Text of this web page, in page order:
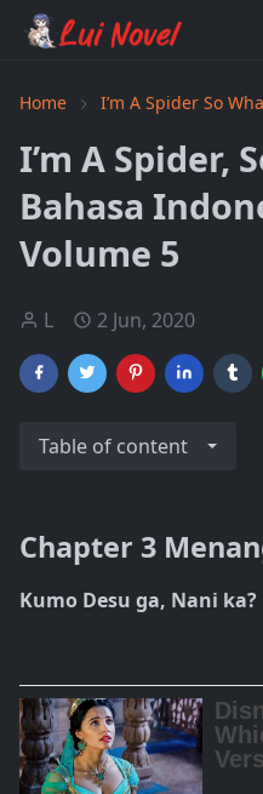
Home I’m A Spider So
I’m A Spider,
Bahasa
Volume 5
L 2 Jun, 2020
Table of content
Chapter 3
Kumo Desu ga, Nani ka?